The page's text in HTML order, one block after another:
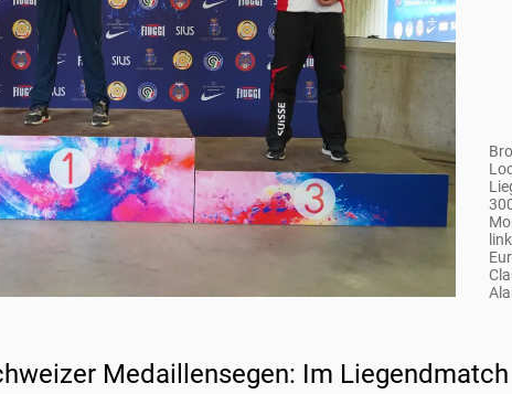
Medaillensegen: Im